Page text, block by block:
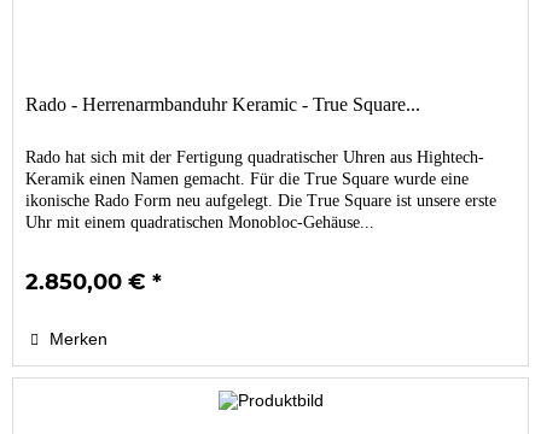
Rado - Herrenarmbanduhr Keramic - True Square...
Rado hat sich mit der Fertigung quadratischer Uhren aus Hightech-
Keramik einen Namen gemacht. Für die True Square wurde eine
ikonische Rado Form neu aufgelegt. Die True Square ist unsere erste
Uhr mit einem quadratischen Monobloc-Gehäuse...
2.850,00 € *
Merken